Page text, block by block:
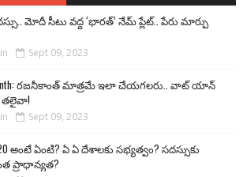
మోదీ సీటు వద్ద ‘భారత్’ నేమ్ ప్లేట్‌.. పేరు మార్పు
Sept 09, 2023
రజనీకాంత్ మాత్రమే ఇలా చేయగలరు.. వాట్ యాన్
Sept 09, 2023
అంటే ఏంటి? ఏ ఏ దేశాలకు సభ్యత్వం? సదస్సుకు
ప్రాధాన్యత?